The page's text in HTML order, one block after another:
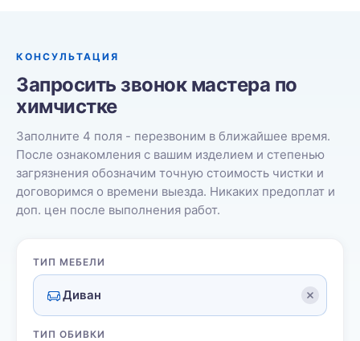
КОНСУЛЬТАЦИЯ
Запросить звонок мастера по
химчистке
Заполните 4 поля - перезвоним в ближайшее время.
После ознакомления с вашим изделием и степенью
загрязнения обозначим точную стоимость чистки и
договоримся о времени выезда. Никаких предоплат и
доп. цен после выполнения работ.
ТИП МЕБЕЛИ
Диван
ТИП ОБИВКИ